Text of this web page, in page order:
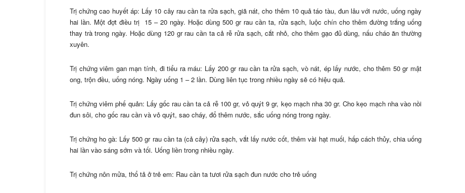
Trị chứng cao huyết áp: Lấy 10 cây rau cần ta rửa sạch, giã nát, cho thêm 10 quả táo tàu, đun lâu với nước, uống ngày
hai lần. Một đợt điều trị 15 – 20 ngày. Hoặc dùng 500 gr rau cần ta, rửa sạch, luộc chín cho thêm đường trắng uống
thay trà trong ngày. Hoặc dùng 120 gr rau cần ta cả rễ rửa sạch, cắt nhỏ, cho thêm gạo đủ dùng, nấu cháo ăn thường
xuyên.
Trị chứng viêm gan mạn tính, đi tiểu ra máu: Lấy 200 gr rau cần ta rửa sạch, vò nát, ép lấy nước, cho thêm 50 gr mật
ong, trộn đều, uống nóng. Ngày uống 1 – 2 lần. Dùng liên tục trong nhiều ngày sẽ có hiệu quả.
Trị chứng viêm phế quản: Lấy gốc rau cần ta cả rễ 100 gr, vỏ quýt 9 gr, kẹo mạch nha 30 gr. Cho kẹo mạch nha vào nồi
đun sôi, cho gốc rau cần và vỏ quýt, sao cháy, đổ thêm nước, sắc uống nóng trong ngày.
Trị chứng ho gà: Lấy 500 gr rau cần ta (cả cây) rửa sạch, vắt lấy nước cốt, thêm vài hạt muối, hấp cách thủy, chia uống
hai lần vào sáng sớm và tối. Uống liền trong nhiều ngày.
Trị chứng nôn mửa, thổ tả ở trẻ em: Rau cần ta tươi rửa sạch đun nước cho trẻ uống